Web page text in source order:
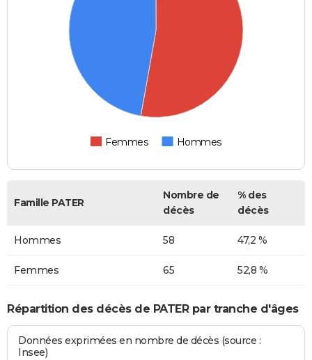
Femmes Hommes
Famille PATER
Nombre de
décès
% des
décès
Hommes 58 47,2 %
Femmes 65 52,8 %
Répartition des décès de PATER par tranche d'âges
Données exprimées en nombre de décès (source :
Insee)